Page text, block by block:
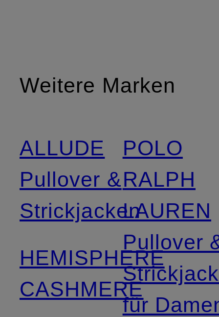
Weitere Marken
ALLUDE
Pullover &
Strickjacken
HEMISPHERE
CASHMERE
POLO
RALPH
LAUREN
Pullover
für